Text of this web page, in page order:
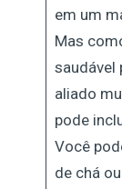
em um
Mas
saudável
aliado
pode
Você
de chá